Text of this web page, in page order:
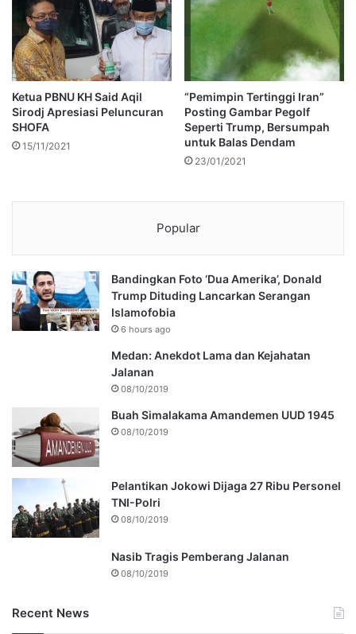
Ketua PBNU KH Said Aqil
Sirodj Apresiasi Peluncuran
SHOFA
15/11/2021
“Pemimpin Tertinggi Iran”
Posting Gambar Pegolf
Seperti Trump, Bersumpah
untuk Balas Dendam
23/01/2021
Popular
Bandingkan Foto ‘Dua Amerika’, Donald
Trump Dituding Lancarkan Serangan
Islamofobia
6 hours ago
Medan: Anekdot Lama dan Kejahatan
Jalanan
08/10/2019
Buah Simalakama Amandemen UUD 1945
08/10/2019
Pelantikan Jokowi Dijaga 27 Ribu Personel
TNI-Polri
08/10/2019
Nasib Tragis Pemberang Jalanan
08/10/2019
Recent News